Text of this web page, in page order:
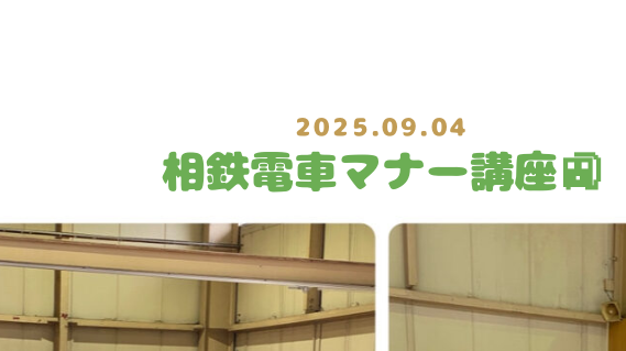
2025.09.04
相鉄電車マナー講座🚉